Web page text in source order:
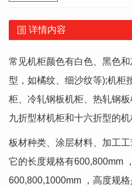
详情内容
常见机柜颜色有白色、黑色
型，如橘纹、细沙纹等);机柜
柜、冷轧钢板机柜、热轧钢
九折型材机柜和十六折型的机
板材种类、涂层材料、加工
它的长度规格有600,800mm
600,800,1000mm ，高度规